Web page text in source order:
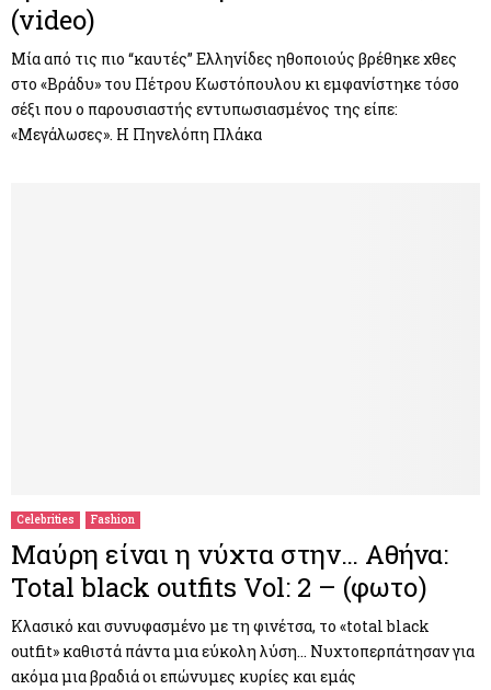
(video)
Μία από τις πιο “καυτές” Ελληνίδες ηθοποιούς βρέθηκε χθες
στο «Βράδυ» του Πέτρου Κωστόπουλου κι εμφανίστηκε τόσο
σέξι που ο παρουσιαστής εντυπωσιασμένος της είπε:
«Μεγάλωσες». Η Πηνελόπη Πλάκα
Celebrities Fashion
Μαύρη είναι η νύχτα στην… Αθήνα:
Total black outfits Vol: 2 – (φωτο)
Κλασικό και συνυφασμένο με τη φινέτσα, το «total black
outfit» καθιστά πάντα μια εύκολη λύση… Νυχτοπερπάτησαν για
ακόμα μια βραδιά οι επώνυμες κυρίες και εμάς